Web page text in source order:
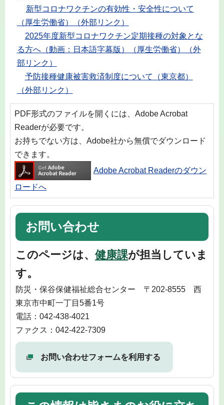
新型コロナワクチンの有効性・安全性について
（厚生労働省）（外部リンク）
2025年度新型コロナワクチン定期接種の対象とな
る方へ（動画：日本語字幕版）（厚生労働省）（外
部リンク）
予防接種健康被害救済制度について（東京都）
（外部リンク）
PDF形式のファイルを開くには、Adobe Acrobat
Readerが必要です。
お持ちでない方は、Adobe社から無償でダウンロード
できます。
Adobe Acrobat Readerのダウン
ロードへ
お問い合わせ
このページは、 健康課が担当していま
す。
防災・保谷保健福祉総合センター 〒202-8555 西
東京市中町一丁目5番1号
電話：042-438-4021
ファクス：042-422-7309
お問い合わせフォームを利用する